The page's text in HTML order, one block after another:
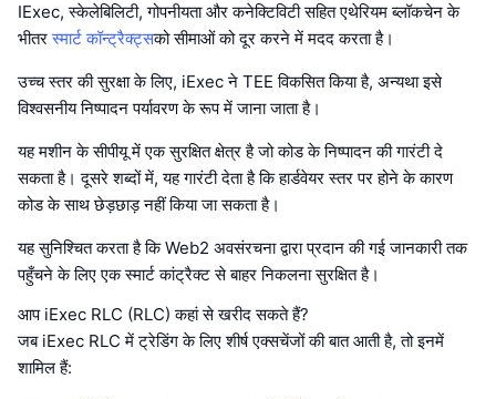
IExec, स्केलेबिलिटी, गोपनीयता और कनेक्टिविटी सहित एथेरियम ब्लॉकचेन के
भीतरस्मार्ट कॉन्ट्रैक्ट्सको सीमाओं को दूर करने में मदद करता है।
उच्च स्तर की सुरक्षा के लिए, iExec ने TEE विकसित किया है, अन्यथा इसे
विश्वसनीय निष्पादन पर्यावरण के रूप में जाना जाता है।
यह मशीन के सीपीयू में एक सुरक्षित क्षेत्र है जो कोड के निष्पादन की गारंटी दे
सकता है। दूसरे शब्दों में, यह गारंटी देता है कि हार्डवेयर स्तर पर होने के कारण
कोड के साथ छेड़छाड़ नहीं किया जा सकता है।
यह सुनिश्चित करता है कि Web2 अवसंरचना द्वारा प्रदान की गई जानकारी तक
पहुँचने के लिए एक स्मार्ट कांट्रैक्ट से बाहर निकलना सुरक्षित है।
आप iExec RLC (RLC) कहां से खरीद सकते हैं?
जब iExec RLC में ट्रेडिंग के लिए शीर्ष एक्सचेंजों की बात आती है, तो इनमें
शामिल हैं: